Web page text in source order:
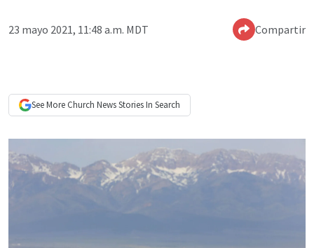
23 mayo 2021, 11:48 a.m. MDT Compartir
See More Church NewsStories In Search